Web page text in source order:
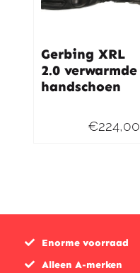
Gerbing XRL
2.0 verwarmde
handschoen
€224,00
Enorme voorraad
Alleen A-merken